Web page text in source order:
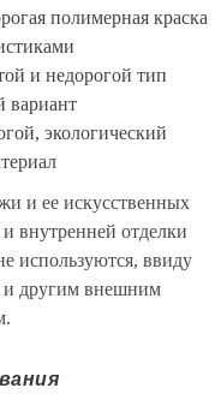
полимерная краска
и недорогой тип
вариант
экологический
и ее искусственных
внутренней отделки
используются, ввиду
и другим внешним